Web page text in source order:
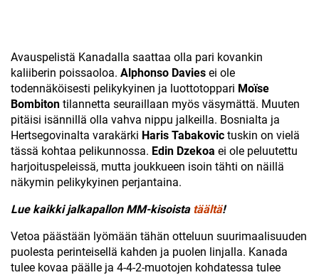
Avauspelistä Kanadalla saattaa olla pari kovankin
kaliiberin poissaoloa. Alphonso Davies ei ole
todennäköisesti pelikykyinen ja luottotoppari Moïse
Bombiton tilannetta seuraillaan myös väsymättä. Muuten
pitäisi isännillä olla vahva nippu jalkeilla. Bosnialta ja
Hertsegovinalta varakärki Haris Tabakovic tuskin on vielä
tässä kohtaa pelikunnossa. Edin Dzekoa ei ole peluutettu
harjoituspeleissä, mutta joukkueen isoin tähti on näillä
näkymin pelikykyinen perjantaina.
Lue kaikki jalkapallon MM-kisoista täältä!
Vetoa päästään lyömään tähän otteluun suurimaalisuuden
puolesta perinteisellä kahden ja puolen linjalla. Kanada
tulee kovaa päälle ja 4-4-2-muotojen kohdatessa tulee